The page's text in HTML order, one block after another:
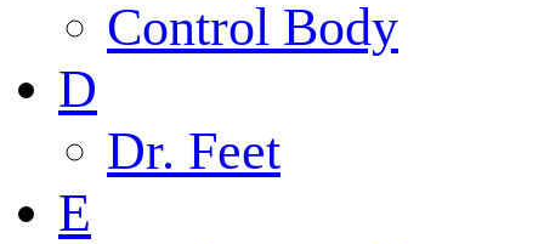
Control Body
D
Dr. Feet
E